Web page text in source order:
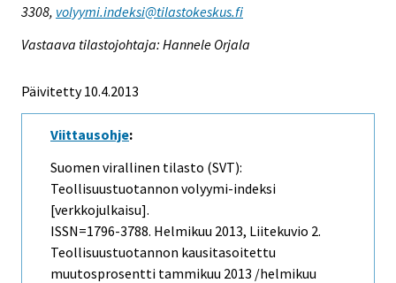
3308, volyymi.indeksi@tilastokeskus.fi
Vastaava tilastojohtaja: Hannele Orjala
Päivitetty 10.4.2013
Viittausohje:
Suomen virallinen tilasto (SVT):
Teollisuustuotannon volyymi-indeksi
[verkkojulkaisu].
ISSN=1796-3788. Helmikuu 2013, Liitekuvio 2.
Teollisuustuotannon kausitasoitettu
muutosprosentti tammikuu 2013 /helmikuu